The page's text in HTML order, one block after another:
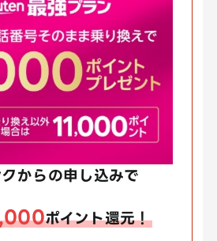
からの申し込みで
ポイント還元！